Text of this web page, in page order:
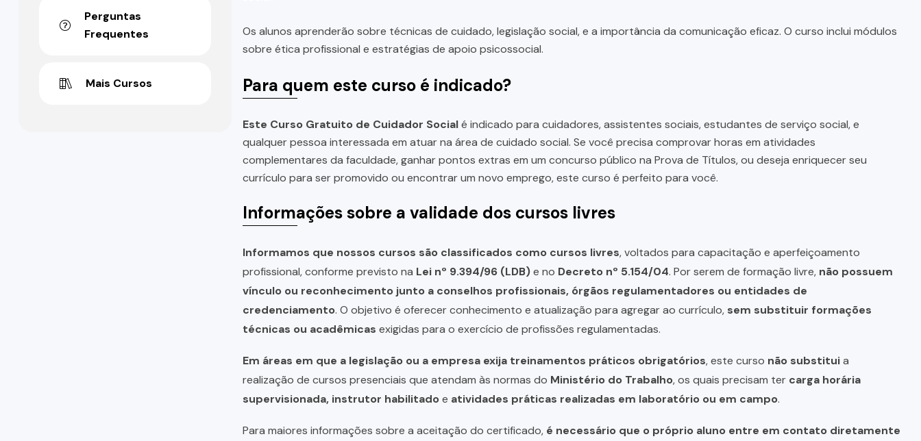
Os alunos aprenderão sobre técnicas de cuidado, legislação social, e a importância da comunicação eficaz. O curso inclui módulos
sobre ética profissional e estratégias de apoio psicossocial.
Para quem este curso é indicado?
Este Curso Gratuito de Cuidador Socialé indicado para cuidadores, assistentes sociais, estudantes de serviço social, e
qualquer pessoa interessada em atuar na área de cuidado social. Se você precisa comprovar horas em atividades
complementares da faculdade, ganhar pontos extras em um concurso público na Prova de Títulos, ou deseja enriquecer seu
currículo para ser promovido ou encontrar um novo emprego, este curso é perfeito para você.
Informações sobre a validade dos cursos livres
Informamos que nossos cursos são classificados como cursos livres, voltados para capacitação e aperfeiçoamento
profissional, conforme previsto na Lei nº 9.394/96 (LDB)e no Decreto nº 5.154/04. Por serem de formação livre, não possuem
vínculo ou reconhecimento junto a conselhos profissionais, órgãos regulamentadores ou entidades de
credenciamento. O objetivo é oferecer conhecimento e atualização para agregar ao currículo, sem substituir formações
técnicas ou acadêmicas exigidas para o exercício de profissões regulamentadas.
Em áreas em que a legislação ou a empresa exija treinamentos práticos obrigatórios, este curso não substituia
realização de cursos presenciais que atendam às normas do Ministério do Trabalho, os quais precisam ter carga horária
supervisionada, instrutor habilitadoe atividades práticas realizadas em laboratório ou em campo.
Para maiores informações sobre a aceitação do certificado, é necessário que o próprio aluno entre em contato diretamente
Perguntas
Frequentes
Mais Cursos